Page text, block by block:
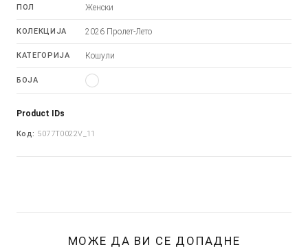
ПОЛ Женски
КОЛЕКЦИЈА 2026 Пролет-Лето
КАТЕГОРИЈА Кошули
БОЈА
Product IDs
Код: 5077T0022V_11
МОЖЕ ДА ВИ СЕ ДОПАДНЕ